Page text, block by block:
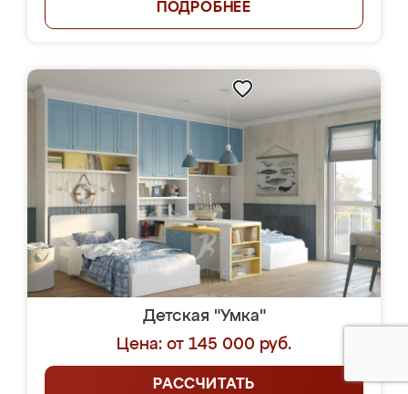
ПОДРОБНЕЕ
Детская "Умка"
Цена: от 145 000 руб.
РАССЧИТАТЬ